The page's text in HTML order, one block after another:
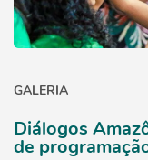
GALERIA
Diálogos
de